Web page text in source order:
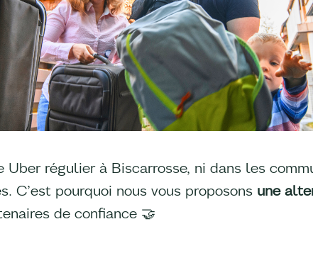
Uber régulier à Biscarrosse, ni dans les
C’est pourquoi nous vous proposons une
de confiance 🤝